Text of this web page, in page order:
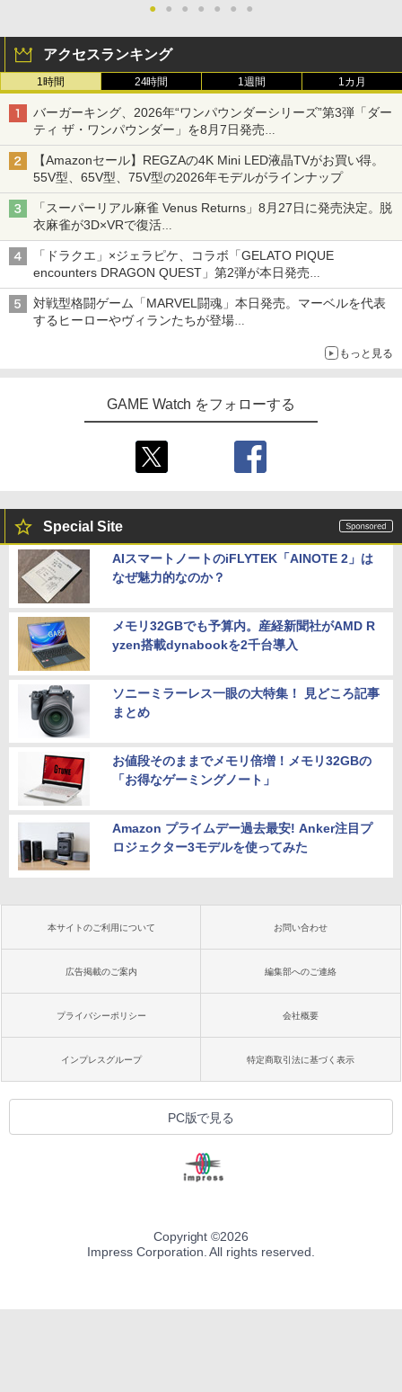
￥5,780
3
「多聞くん今どっち!?」3【Blu-ray】 [
師走ゆき ]
￥8,044
『映画 ラブライブ！蓮ノ空女学院スクー
ルアイドルクラブ Bloom Garden Part
y』(特装限定版)【Blu-ray】 [ 矢立肇 ]
【楽天ブックス限定連動購入特典+楽天
y】(キャラファインボード+キャスト複
製サイン入り複製原画セット+原作者・
コンテ+他) [ 野田サトル ]
● ● ● ● ● ● ●
アクセスランキング
1時間 24時間 1週間 1カ月
バーガーキング、2026年“ワンパウンダーシリーズ”第3弾「ダー
ティ ザ・ワンパウンダー」を8月7日発売
「特製ガーリックマヨソース」を使用した超大型チーズバーガー
【Amazonセール】REGZAの4K Mini LED液晶TVがお買い得。
55V型、65V型、75V型の2026年モデルがラインナップ
「スーパーリアル麻雀 Venus Returns」8月27日に発売決定。脱
衣麻雀が3D×VRで復活
発売から2週間は20%オフになるセールが実施
「ドラクエ」×ジェラピケ、コラボ「GELATO PIQUE
encounters DRAGON QUEST」第2弾が本日発売
アイスカップに入ったスライムやわたぼう、ベビーサタンなどが
オリジナルアートで登場
対戦型格闘ゲーム「MARVEL闘魂」本日発売。マーベルを代表
するヒーローやヴィランたちが登場
もっと見る
GAME Watch をフォローする
Special Site
AIスマートノートのiFLYTEK「AINOTE 2」は
なぜ魅力的なのか？
メモリ32GBでも予算内。産経新聞社がAMD R
yzen搭載dynabookを2千台導入
ソニーミラーレス一眼の大特集！ 見どころ記事
まとめ
お値段そのままでメモリ倍増！メモリ32GBの
「お得なゲーミングノート」
Amazon プライムデー過去最安! Anker注目プ
ロジェクター3モデルを使ってみた
本サイトのご利用について お問い合わせ
広告掲載のご案内 編集部へのご連絡
プライバシーポリシー 会社概要
インプレスグループ 特定商取引法に基づく表示
PC版で見る
Copyright ©2026
Impress Corporation. All rights reserved.